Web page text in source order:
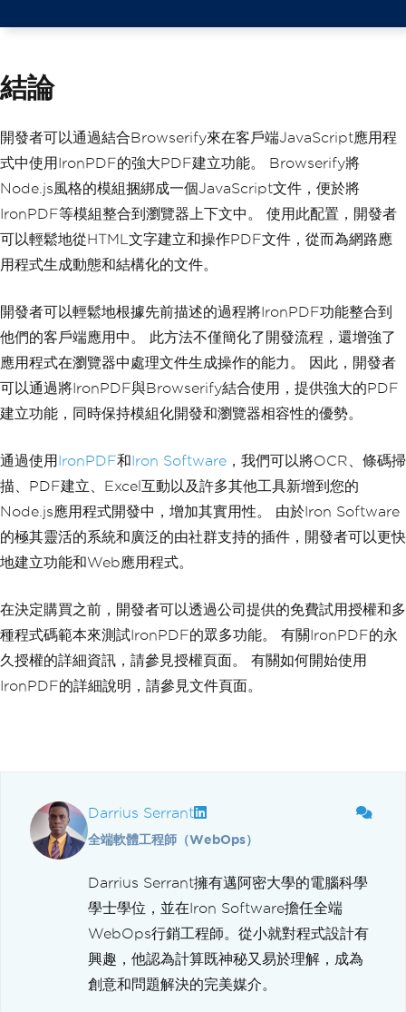
結論
開發者可以通過結合Browserify來在客戶端JavaScript應用程
式中使用IronPDF的強大PDF建立功能。 Browserify將
Node.js風格的模組捆綁成一個JavaScript文件，便於將
IronPDF等模組整合到瀏覽器上下文中。 使用此配置，開發者
可以輕鬆地從HTML文字建立和操作PDF文件，從而為網路應
用程式生成動態和結構化的文件。
開發者可以輕鬆地根據先前描述的過程將IronPDF功能整合到
他們的客戶端應用中。 此方法不僅簡化了開發流程，還增強了
應用程式在瀏覽器中處理文件生成操作的能力。 因此，開發者
可以通過將IronPDF與Browserify結合使用，提供強大的PDF
建立功能，同時保持模組化開發和瀏覽器相容性的優勢。
通過使用 IronPDF和Iron Software ，我們可以將OCR、條碼掃
描、PDF建立、Excel互動以及許多其他工具新增到您的
Node.js應用程式開發中，增加其實用性。 由於Iron Software
的極其靈活的系統和廣泛的由社群支持的插件，開發者可以更快
地建立功能和Web應用程式。
在決定購買之前，開發者可以透過公司提供的免費試用授權和多
種程式碼範本來測試IronPDF的眾多功能。 有關IronPDF的永
久授權的詳細資訊，請參見授權頁面。 有關如何開始使用
IronPDF的詳細說明，請參見文件頁面。
Darrius Serrant
全端軟體工程師（WebOps）
Darrius Serrant擁有邁阿密大學的電腦科學
學士學位，並在Iron Software擔任全端
WebOps行銷工程師。從小就對程式設計有
興趣，他認為計算既神秘又易於理解，成為
創意和問題解決的完美媒介。